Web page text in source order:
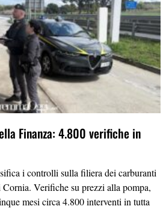
Finanza: 4.800 verifiche in
i controlli sulla filiera dei carburanti
Verifiche su prezzi alla pompa,
mesi circa 4.800 interventi in tutta